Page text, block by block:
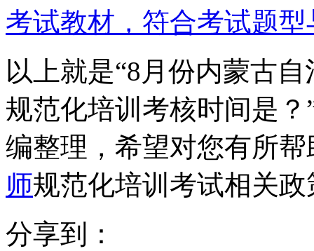
考试教材，符合考试题
以上就是“8月份内蒙古
规范化培训考核时间是
编整理，希望对您有所
师规范化培训考试相关
分享到：